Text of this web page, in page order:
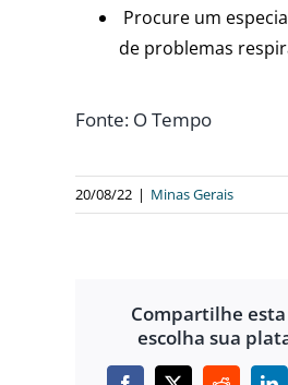
Procure um
de problemas
Fonte: O Tempo
20/08/22 | Minas Gerais
Compartilhe
escolha sua